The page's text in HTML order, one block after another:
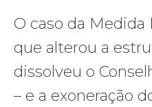
O caso da Medida
que alterou a
dissolveu o
– e a exoneração